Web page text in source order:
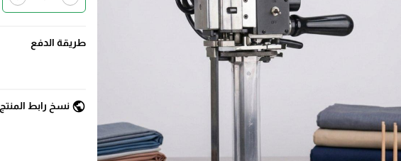
طريقة الدفع
public نسخ رابط المنتج